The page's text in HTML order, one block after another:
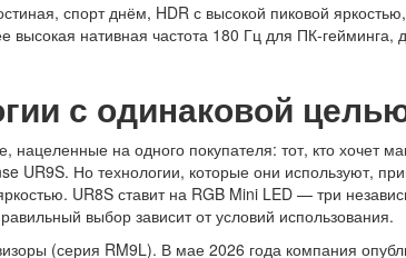
спорт днём, HDR с высокой пиковой
нативная частота 180 Гц для ПК-гейминга,
с одинаковой
на одного покупателя: тот, кто хочет
Но технологии, которые они используют,
UR8S ставит на RGB Mini LED — три
выбор зависит от условий использования.
(серия RM9L). В мае 2026 года компания